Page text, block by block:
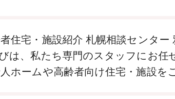
住宅・施設紹介 札幌相談センター
は、私たち専門のスタッフにお任
ホームや高齢者向け住宅・施設を